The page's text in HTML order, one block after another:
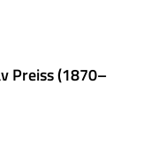
Preiss (1870–